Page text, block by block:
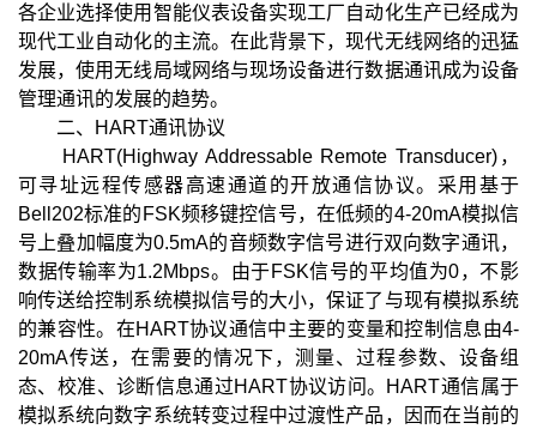
各企业选择使用智能仪表设备实现工厂自动化生产已经成为
现代工业自动化的主流。在此背景下，现代无线网络的迅猛
发展，使用无线局域网络与现场设备进行数据通讯成为设备
管理通讯的发展的趋势。
二、HART通讯协议
HART(Highway Addressable Remote Transducer)，
可寻址远程传感器高速通道的开放通信协议。采用基于
Bell202标准的FSK频移键控信号，在低频的4-20mA模拟信
号上叠加幅度为0.5mA的音频数字信号进行双向数字通讯，
数据传输率为1.2Mbps。由于FSK信号的平均值为0，不影
响传送给控制系统模拟信号的大小，保证了与现有模拟系统
的兼容性。在HART协议通信中主要的变量和控制信息由4-
20mA传送，在需要的情况下，测量、过程参数、设备组
态、校准、诊断信息通过HART协议访问。HART通信属于
模拟系统向数字系统转变过程中过渡性产品，因而在当前的